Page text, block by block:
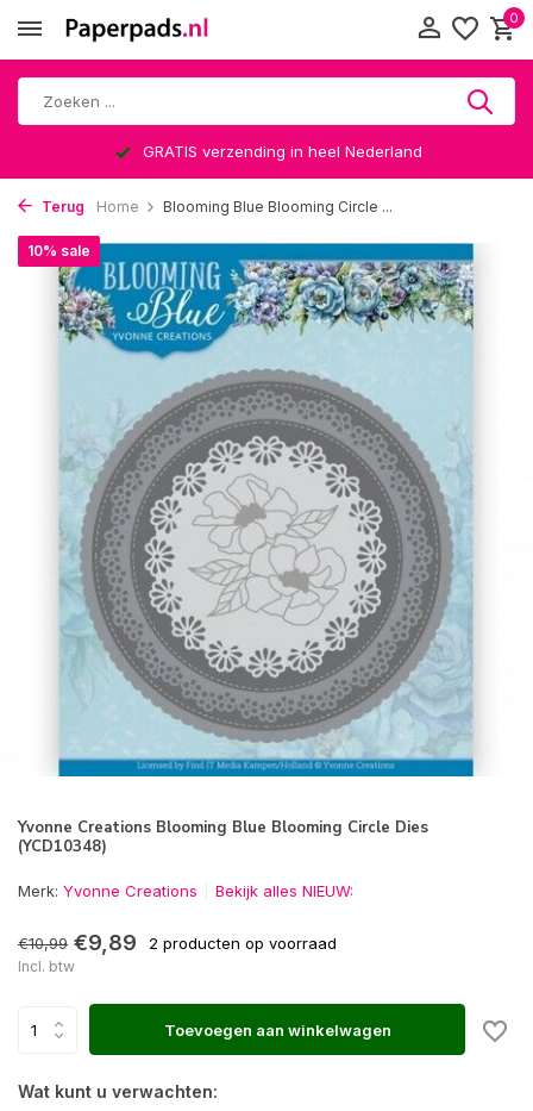
0
GRATIS verzending in heel Nederland
Terug Home Blooming Blue Blooming Circle ...
Yvonne Creations Blooming Blue Blooming Circle Dies
(YCD10348)
10% sale
Merk: Yvonne Creations Bekijk alles NIEUW:
€10,99 €9,89 2 producten op voorraad
Incl. btw
Toevoegen aan winkelwagen
Wat kunt u verwachten: